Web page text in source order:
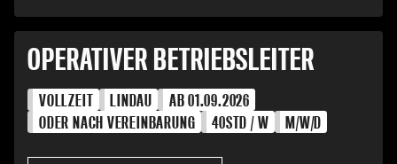
OPERATIVER BETRIEBSLEITER
VOLLZEIT LINDAU
AB 01.09.2026
ODER NACH VEREINBARUNG
40STD / W M/W/D